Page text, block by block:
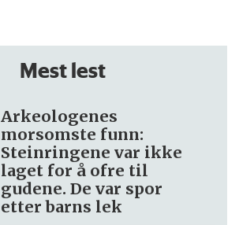
Mest lest
Arkeologenes
morsomste funn:
Steinringene var ikke
laget for å ofre til
gudene. De var spor
etter barns lek